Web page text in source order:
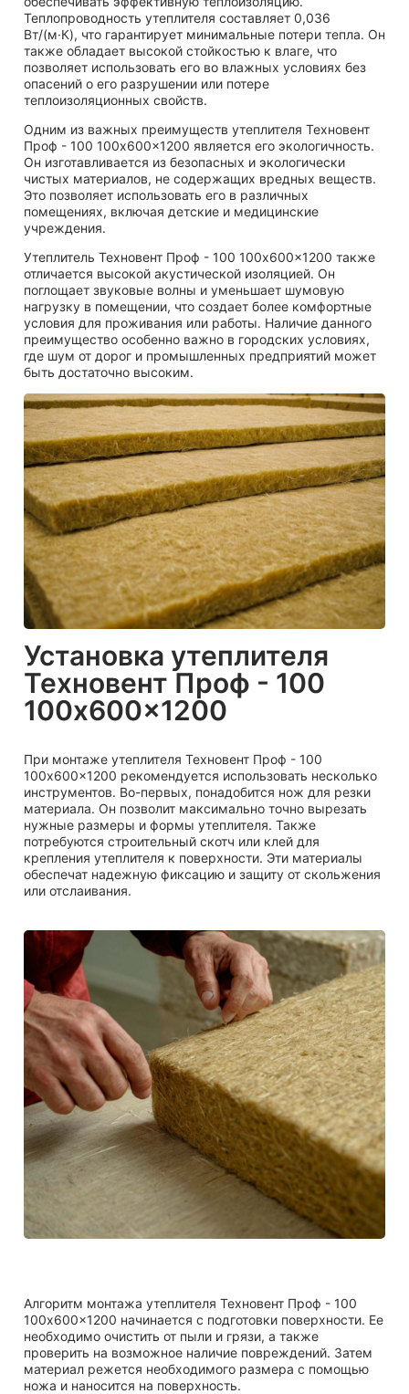
Теплопроводность утеплителя составляет 0,036
Вт/(м·К), что гарантирует минимальные потери тепла. Он
также обладает высокой стойкостью к влаге, что
позволяет использовать его во влажных условиях без
опасений о его разрушении или потере
теплоизоляционных свойств.
Одним из важных преимуществ утеплителя Техновент
Проф - 100 100x600x1200 является его экологичность.
Он изготавливается из безопасных и экологически
чистых материалов, не содержащих вредных веществ.
Это позволяет использовать его в различных
помещениях, включая детские и медицинские
учреждения.
Утеплитель Техновент Проф - 100 100x600x1200 также
отличается высокой акустической изоляцией. Он
поглощает звуковые волны и уменьшает шумовую
нагрузку в помещении, что создает более комфортные
условия для проживания или работы. Наличие данного
преимущество особенно важно в городских условиях,
где шум от дорог и промышленных предприятий может
быть достаточно высоким.
Установка утеплителя
Техновент Проф - 100
100x600x1200
При монтаже утеплителя Техновент Проф - 100
100x600x1200 рекомендуется использовать несколько
инструментов. Во-первых, понадобится нож для резки
материала. Он позволит максимально точно вырезать
нужные размеры и формы утеплителя. Также
потребуются строительный скотч или клей для
крепления утеплителя к поверхности. Эти материалы
обеспечат надежную фиксацию и защиту от скольжения
или отслаивания.
Алгоритм монтажа утеплителя Техновент Проф - 100
100x600x1200 начинается с подготовки поверхности. Ее
необходимо очистить от пыли и грязи, а также
проверить на возможное наличие повреждений. Затем
материал режется необходимого размера с помощью
ножа и наносится на поверхность.